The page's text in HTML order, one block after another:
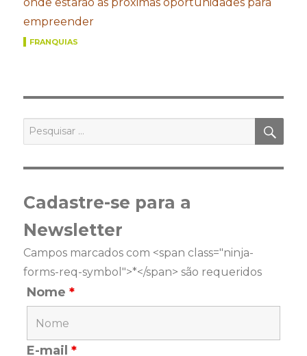
empreender
FRANQUIAS
por:
Cadastre-se para a
Newsletter
Campos marcados com <span class="ninja-
forms-req-symbol">*</span> são requeridos
Nome*
E-mail*